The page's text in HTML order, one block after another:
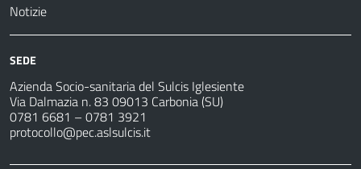
Notizie
SEDE
Azienda Socio-sanitaria del Sulcis Iglesiente
Via Dalmazia n. 83 09013 Carbonia (SU)
0781 6681 – 0781 3921
protocollo@pec.aslsulcis.it